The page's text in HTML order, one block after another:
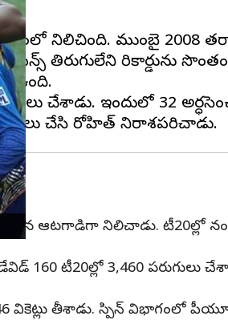
నిలిచింది. ముంబై 2008
తిరుగులేని రికార్డును సొంతం
ఉంది.
చేశాడు. ఇందులో 32
చేసిన ఆటగాడిగా నిలిచాడు.
160 టీ20ల్లో 3,460
తీశాడు. స్పిన్ విభాగంలో